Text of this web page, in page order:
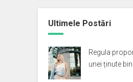
Ultimele Postări
Regula
unei ținute